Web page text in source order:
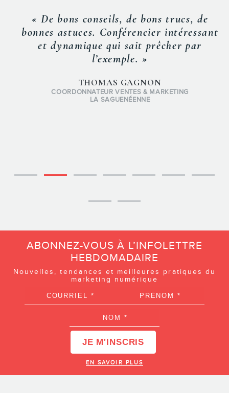
« De bons conseils, de bons trucs, de
bonnes astuces. Conférencier intéressant
et dynamique qui sait prêcher par
l’exemple. »
THOMAS GAGNON
COORDONNATEUR VENTES & MARKETING
LA SAGUENÉENNE
ABONNEZ-VOUS À L’INFOLETTRE
HEBDOMADAIRE
Nouvelles, tendances et meilleures pratiques du
marketing numérique
EN SAVOIR PLUS